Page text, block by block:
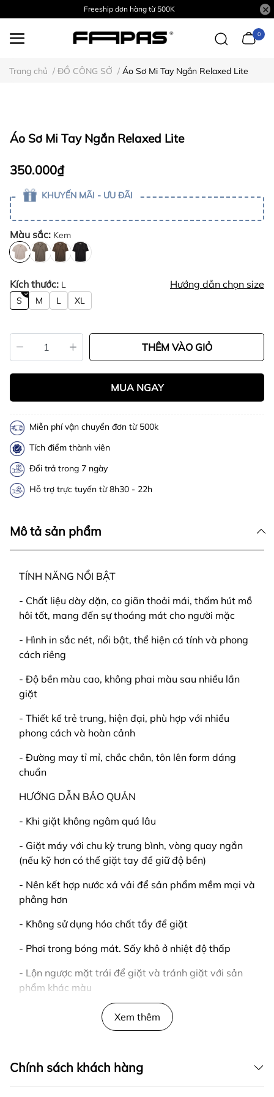
Freeship đơn hàng từ 500K
0
Trang chủ / ĐỒ CÔNG SỞ / Áo Sơ Mi Tay Ngắn Relaxed Lite
Áo Sơ Mi Tay Ngắn Relaxed Lite
350.000₫
KHUYẾN MÃI - ƯU ĐÃI
Màu sắc: Kem
Kích thước: L Hướng dẫn chọn size
S M L XL
THÊM VÀO GIỎ
MUA NGAY
Miễn phí vận chuyển đơn từ 500k
Tích điểm thành viên
Đổi trả trong 7 ngày
Hỗ trợ trực tuyến từ 8h30 - 22h
Mô tả sản phẩm
TÍNH NĂNG NỔI BẬT
- Chất liệu dày dặn, co giãn thoải mái, thấm hút mồ
hôi tốt, mang đến sự thoáng mát cho người mặc
- Hình in sắc nét, nổi bật, thể hiện cá tính và phong
cách riêng
- Độ bền màu cao, không phai màu sau nhiều lần
giặt
- Thiết kế trẻ trung, hiện đại, phù hợp với nhiều
phong cách và hoàn cảnh
- Đường may tỉ mỉ, chắc chắn, tôn lên form dáng
chuẩn
HƯỚNG DẪN BẢO QUẢN
- Khi giặt không ngâm quá lâu
- Giặt máy với chu kỳ trung bình, vòng quay ngắn
(nếu kỹ hơn có thể giặt tay để giữ độ bền)
- Nên kết hợp nước xả vải để sản phẩm mềm mại và
phẳng hơn
- Không sử dụng hóa chất tẩy để giặt
- Phơi trong bóng mát. Sấy khô ở nhiệt độ thấp
- Lộn ngược mặt trái để giặt và tránh giặt với sản
phẩm khác màu
- Kiểm tra hàng trước khi thanh toán
____
Xem thêm
Chính sách khách hàng